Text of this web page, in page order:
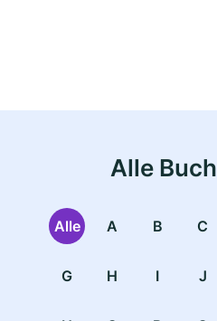
Alle
Alle A B C
G H I J